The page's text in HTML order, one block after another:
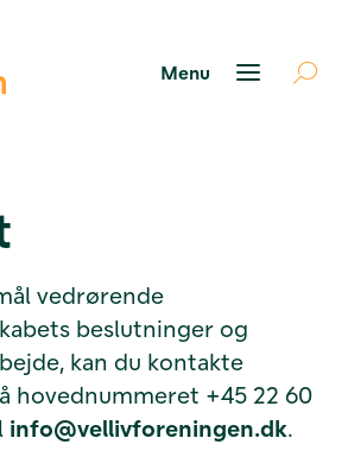
vedrørende
beslutninger og
kan du kontakte
hovednummeret +45 22 60
info@vellivforeningen.dk.